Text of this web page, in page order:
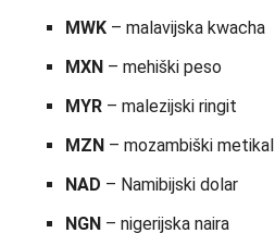
MWK – malavijska kwacha
MXN – mehiški peso
MYR – malezijski ringit
MZN – mozambiški metikal
NAD – Namibijski dolar
NGN – nigerijska naira